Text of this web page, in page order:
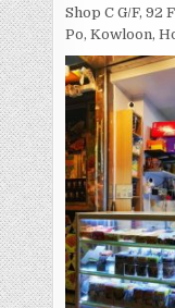
Shop C G/F, 92
Po, Kowloon,